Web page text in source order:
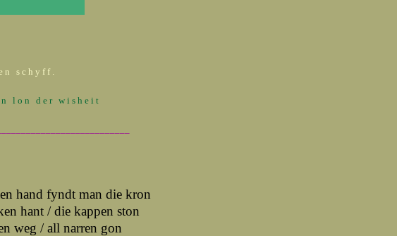
n s c h y f f .
l o n d e r w i s h e i t
hand fyndt man die kron
hant / die kappen ston
weg / all narren gon